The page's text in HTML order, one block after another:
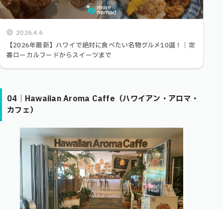
2026.4.6
【2026年最新】ハワイで絶対に食べたい名物グルメ10選！｜定
番ローカルフードからスイーツまで
04｜Hawaiian Aroma Caffe（ハワイアン・アロマ・
カフェ）